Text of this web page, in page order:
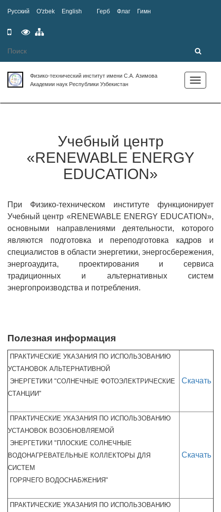
Русский O'zbek English Герб Флаг Гимн
версиявозможности
Toggle
navigation
Физико-технический институт имени С.А. Азимова
Академии наук Республики Узбекистан
Учебный центр
«RENEWABLE ENERGY
EDUCATION»
При Физико-техническом институте функционирует
Учебный центр «RENEWABLE ENERGY EDUCATION»,
основными направлениями деятельности, которого
являются подготовка и переподготовка кадров и
специалистов в области энергетики, энергосбережения,
энергоаудита, проектирования и сервиса
традиционных и альтернативных систем
энергопроизводства и потребления.
Полезная информация
ПРАКТИЧЕСКИЕ УКАЗАНИЯ ПО ИСПОЛЬЗОВАНИЮ
УСТАНОВОК АЛЬТЕРНАТИВНОЙ
ЭНЕРГЕТИКИ "СОЛНЕЧНЫЕ ФОТОЭЛЕКТРИЧЕСКИЕ
СТАНЦИИ"
Скачать
ПРАКТИЧЕСКИЕ УКАЗАНИЯ ПО ИСПОЛЬЗОВАНИЮ
УСТАНОВОК ВОЗОБНОВЛЯЕМОЙ
ЭНЕРГЕТИКИ "ПЛОСКИЕ СОЛНЕЧНЫЕ
ВОДОНАГРЕВАТЕЛЬНЫЕ КОЛЛЕКТОРЫ ДЛЯ
СИСТЕМ
ГОРЯЧЕГО ВОДОСНАБЖЕНИЯ"
Скачать
ПРАКТИЧЕСКИЕ УКАЗАНИЯ ПО ИСПОЛЬЗОВАНИЮ